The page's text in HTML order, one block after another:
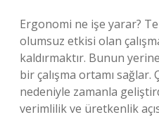
Ergonomi ne işe yarar?
olumsuz etkisi olan
kaldırmaktır. Bunun
bir çalışma ortamı sağlar.
nedeniyle zamanla
verimlilik ve üretkenlik